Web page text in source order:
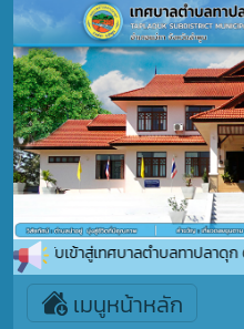
อนรับเข้าสู่เทศบาลตำบลทาปลาดุก ติ
เมนูหน้าหลัก